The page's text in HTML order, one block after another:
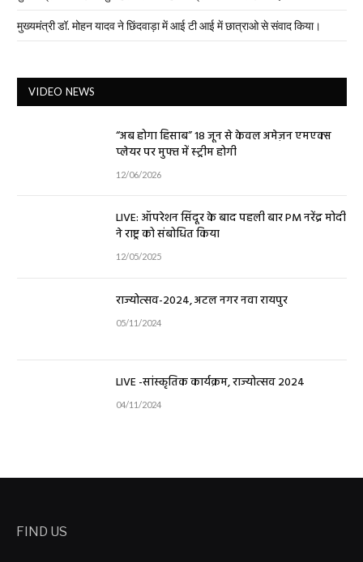
मुख्यमंत्री डॉ. मोहन यादव ने छिंदवाड़ा में आई टी आई में छात्राओ से संवाद किया।
VIDEO NEWS
“अब होगा हिसाब” 18 जून से केवल अमेज़न एमएक्स
प्लेयर पर मुफ्त में स्ट्रीम होगी
12/06/2026
LIVE: ऑपरेशन सिंदूर के बाद पहली बार PM नरेंद्र मोदी
ने राष्ट्र को संबोधित किया
12/05/2025
राज्योत्सव-2024, अटल नगर नवा रायपुर
05/11/2024
LIVE -सांस्कृतिक कार्यक्रम, राज्योत्सव 2024
04/11/2024
FIND US